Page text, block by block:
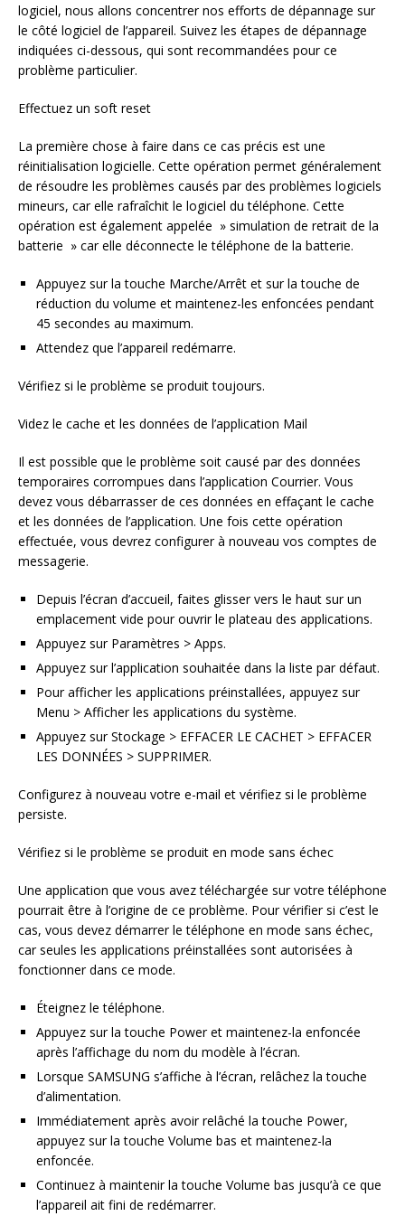
logiciel, nous allons concentrer nos efforts de dépannage sur
le côté logiciel de l’appareil. Suivez les étapes de dépannage
indiquées ci-dessous, qui sont recommandées pour ce
problème particulier.
Effectuez un soft reset
La première chose à faire dans ce cas précis est une
réinitialisation logicielle. Cette opération permet généralement
de résoudre les problèmes causés par des problèmes logiciels
mineurs, car elle rafraîchit le logiciel du téléphone. Cette
opération est également appelée » simulation de retrait de la
batterie » car elle déconnecte le téléphone de la batterie.
Appuyez sur la touche Marche/Arrêt et sur la touche de
réduction du volume et maintenez-les enfoncées pendant
45 secondes au maximum.
Attendez que l’appareil redémarre.
Vérifiez si le problème se produit toujours.
Videz le cache et les données de l’application Mail
Il est possible que le problème soit causé par des données
temporaires corrompues dans l’application Courrier. Vous
devez vous débarrasser de ces données en effaçant le cache
et les données de l’application. Une fois cette opération
effectuée, vous devrez configurer à nouveau vos comptes de
messagerie.
Depuis l’écran d’accueil, faites glisser vers le haut sur un
emplacement vide pour ouvrir le plateau des applications.
Appuyez sur Paramètres > Apps.
Appuyez sur l’application souhaitée dans la liste par défaut.
Pour afficher les applications préinstallées, appuyez sur
Menu > Afficher les applications du système.
Appuyez sur Stockage > EFFACER LE CACHET > EFFACER
LES DONNÉES > SUPPRIMER.
Configurez à nouveau votre e-mail et vérifiez si le problème
persiste.
Vérifiez si le problème se produit en mode sans échec
Une application que vous avez téléchargée sur votre téléphone
pourrait être à l’origine de ce problème. Pour vérifier si c’est le
cas, vous devez démarrer le téléphone en mode sans échec,
car seules les applications préinstallées sont autorisées à
fonctionner dans ce mode.
Éteignez le téléphone.
Appuyez sur la touche Power et maintenez-la enfoncée
après l’affichage du nom du modèle à l’écran.
Lorsque SAMSUNG s’affiche à l’écran, relâchez la touche
d’alimentation.
Immédiatement après avoir relâché la touche Power,
appuyez sur la touche Volume bas et maintenez-la
enfoncée.
Continuez à maintenir la touche Volume bas jusqu’à ce que
l’appareil ait fini de redémarrer.